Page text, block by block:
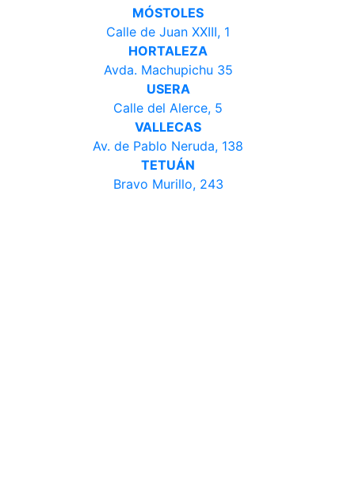
MÓSTOLES
Calle de Juan XXIII, 1
HORTALEZA
Avda. Machupichu 35
USERA
Calle del Alerce, 5
VALLECAS
Av. de Pablo Neruda, 138
TETUÁN
Bravo Murillo, 243